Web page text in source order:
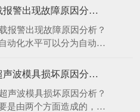
、核心选型维度分析 1.
热塑性塑料（如 PP、
适合所有热熔工艺（热
红外）。 热固性塑料
超声波焊接机过载报警出现故障原因分析？
报警出现故障原因分析？
动化水平可以分为自动焊
自动化水平越高越有利于
以自动焊接机的使用是企
。​ 1、空载测试：
导致会出现造成超声波模具损坏原因分析？
声波模具损坏原因分析？
是由两个方面造成的，是